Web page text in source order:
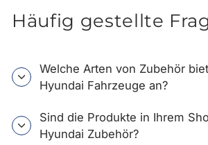
Häufig gestellte
Welche Arten von Zubehör
Hyundai Fahrzeuge an?
Sind die Produkte in Ihrem
Hyundai Zubehör?